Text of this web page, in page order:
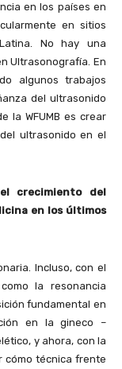
en los países en
en sitios
No hay una
Ultrasonografía. En
algunos trabajos
del ultrasonido
la WFUMB es crear
ultrasonido en el
crecimiento del
en los últimos
Incluso, con el
la resonancia
fundamental en
en la gineco –
y ahora, con la
cómo técnica frente